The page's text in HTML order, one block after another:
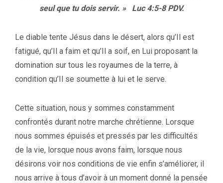
seul que tu dois servir. » Luc 4:5-8 PDV.
Le diable tente Jésus dans le désert, alors qu’Il est
fatigué, qu’Il a faim et qu’Il a soif, en Lui proposant la
domination sur tous les royaumes de la terre, à
condition qu’Il se soumette à lui et le serve.
Cette situation, nous y sommes constamment
confrontés durant notre marche chrétienne. Lorsque
nous sommes épuisés et pressés par les difficultés
de la vie, lorsque nous avons faim, lorsque nous
désirons voir nos conditions de vie enfin s’améliorer, il
nous arrive à tous d’avoir à un moment donné la pensée